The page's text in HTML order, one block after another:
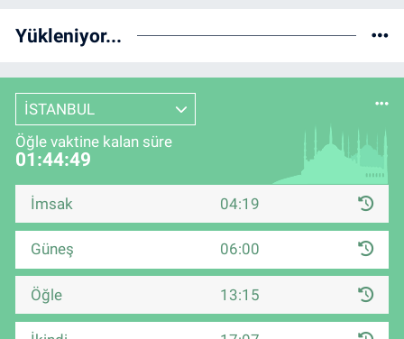
Yükleniyor...
İSTANBUL
Öğle vaktine kalan süre
01:44:49
İmsak 04:19
Güneş 06:00
Öğle 13:15